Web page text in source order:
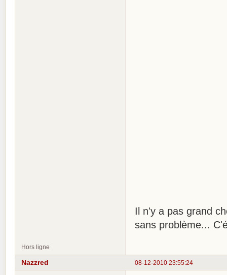
Il n'y a pas grand
sans problème...
Hors ligne
08-12-2010 23:55:24
Nazzred